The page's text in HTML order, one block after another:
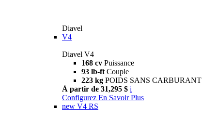
Diavel
V4
Diavel V4
168 cv Puissance
93 lb-ft Couple
223 kg POIDS SANS CARBURANT
À partir de 31,295 $ i
Configurez En Savoir Plus
new V4 RS